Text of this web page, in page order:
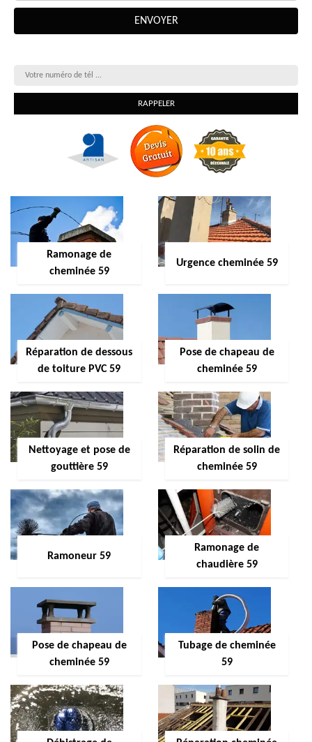
Ramonage de
cheminée 59
Urgence cheminée 59
Réparation de dessous
de toiture PVC 59
Pose de chapeau de
cheminée 59
Nettoyage et pose de
gouttière 59
Réparation de solin de
cheminée 59
Ramoneur 59
Ramonage de
chaudière 59
Pose de chapeau de
cheminée 59
Tubage de cheminée
59